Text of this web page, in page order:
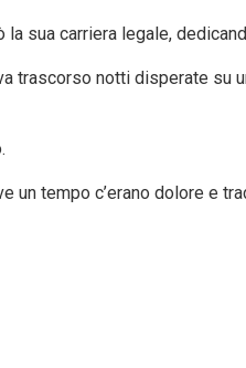
sua carriera legale,
notti disperate su
tempo c’erano dolore e